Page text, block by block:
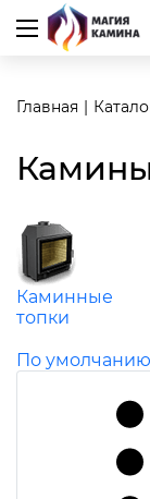
Главная
Каминные
топки
По умолчанию